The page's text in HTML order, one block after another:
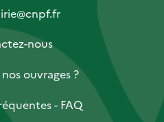
nous
ouvrages ?
- FAQ